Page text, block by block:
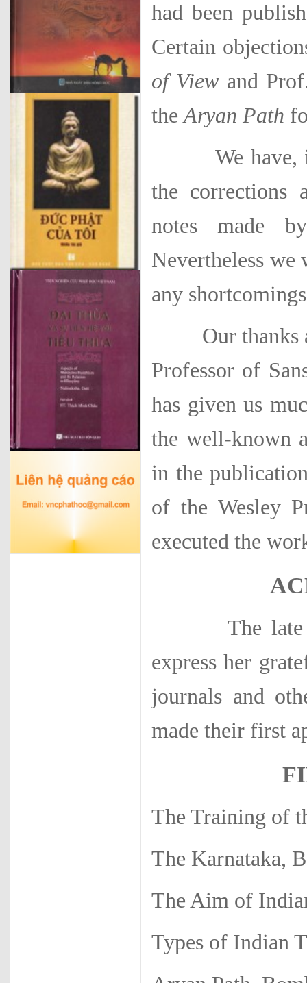
had been
Certain
of View and
theAryan Path
We have, in
the cor­rections
notes made
Nevertheless we
any
Our thanks
Professor of
has given us
the well-known
in the
of the Wesley
executed the
The late
express her
journals and
made their first
The Training of
The Karnataka,
The Aim of
Types of Indian